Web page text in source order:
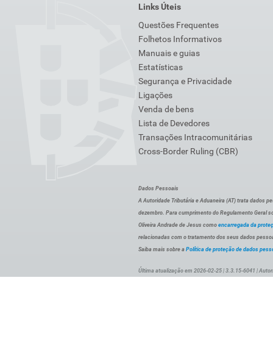
Links Úteis
Questões Frequentes
Folhetos Informativos
Manuais e guias
Estatísticas
Segurança e Privacidade
Ligações
Venda de bens
Lista de Devedores
Transações Intracomunitárias
Cross-Border Ruling (CBR)
Dados Pessoais
A Autoridade Tributária e Aduaneira (AT) trata dados
dezembro. Para cumprimento do Regulamento Geral
Oliveira Andrade de Jesus como encarregada da
relacionadas com o tratamento dos seus dados
Saiba mais sobre a Política de proteção de dados
Última atualização em 2026-02-25 | 3.3.15-6041 |